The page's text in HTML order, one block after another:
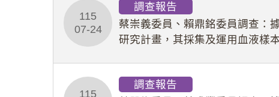
115
07-24
調查報告
蔡崇義委員、賴鼎銘委員調查：
研究計畫，其採集及運用血液樣
115
調查報告